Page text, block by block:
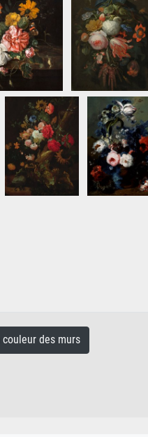
des murs